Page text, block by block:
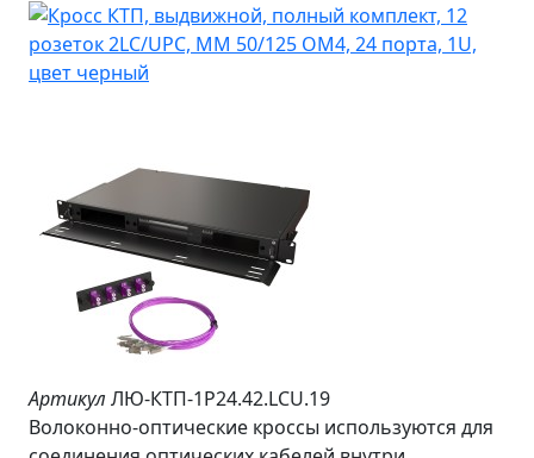
Артикул ЛЮ-КТП-1Р24.42.LCU.19
Волоконно-оптические кроссы используются для